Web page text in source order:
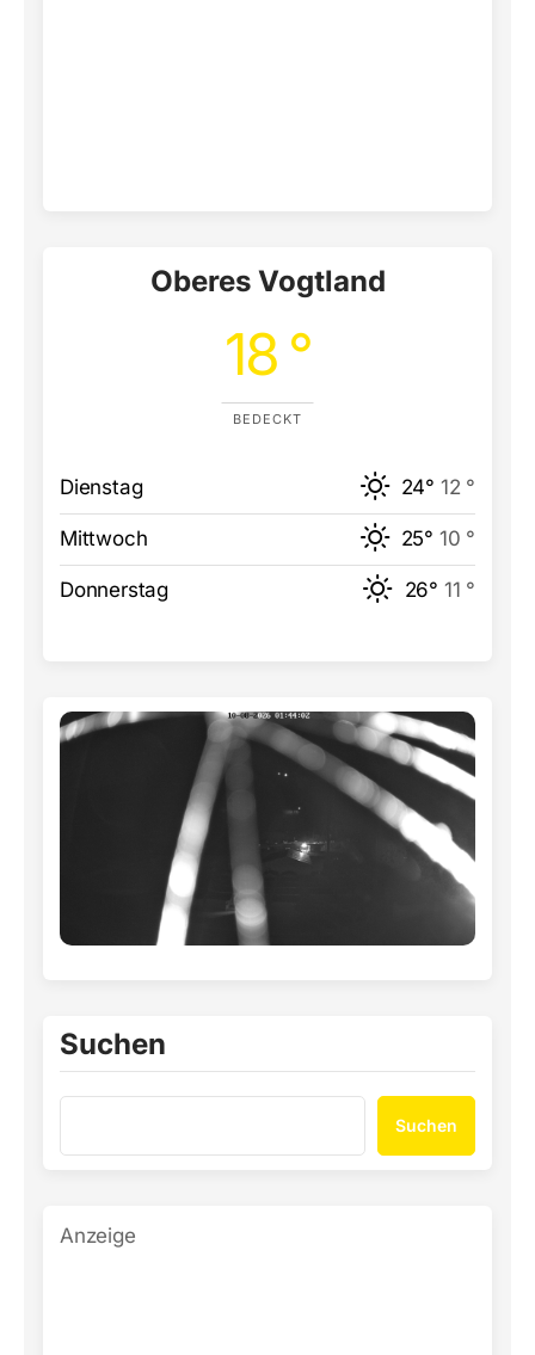
Oberes Vogtland
18 °
BEDECKT
Dienstag 24° 12 °
Mittwoch 25° 10 °
Donnerstag 26° 11 °
Suchen
Suchen
Anzeige